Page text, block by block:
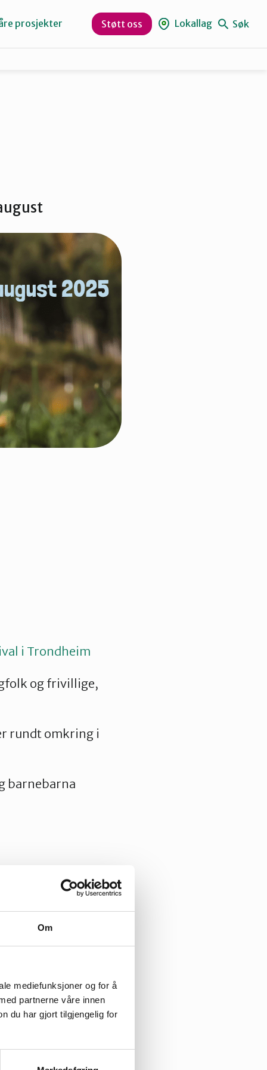
Om
mediefunksjoner og for å
partnerne våre innen
du har gjort tilgjengelig for
Trøndelag
prosjekter Støtt oss Lokallag Søk
i Trondheim
og frivillige,
rundt omkring i
barnebarna